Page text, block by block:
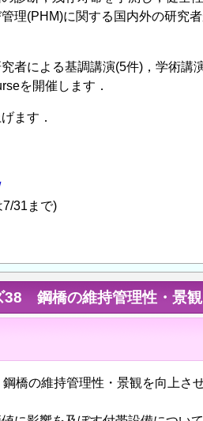
理(PHM)に関する国内外の研究
者による基調講演(5件)，学術講
を開催します．
ます．
31まで)
鋼橋の維持管理性・景観
橋の維持管理性・景観を向上さ